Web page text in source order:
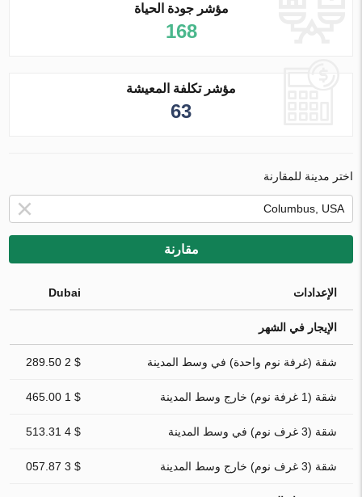
مؤشر جودة الحياة
168
مؤشر تكلفة المعيشة
63
اختر مدينة للمقارنة
مقارنة
الإعدادات Dubai
الإيجار في الشهر
شقة (غرفة نوم واحدة) في وسط المدينة $ 2 289.50
شقة (1 غرفة نوم) خارج وسط المدينة $ 1 465.00
شقة (3 غرف نوم) في وسط المدينة $ 4 513.31
شقة (3 غرف نوم) خارج وسط المدينة $ 3 057.87